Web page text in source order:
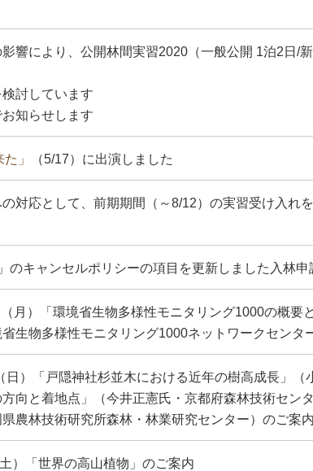
響により、公開林間実習2020（一般公開 1泊2日/
討しています
知らせします
」 （5/17）に出演しました
対応として、前期期間（～8/12）の実習受け入れ
のキャンセルポリシーの項目を更新しました入林
月）「環境省生物多様性モニタリング1000の概
省生物多様性モニタリング1000ネットワークセンタ
）「戸隠神社杉並木における近年の樹高成長」（
向と着地点」（今井正憲氏・京都府森林技術セン
農林技術研究所森林・林業研究センター）のご案内
）「世界の高山植物」のご案内